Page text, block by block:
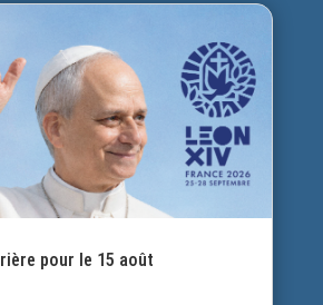
pour le 15 août